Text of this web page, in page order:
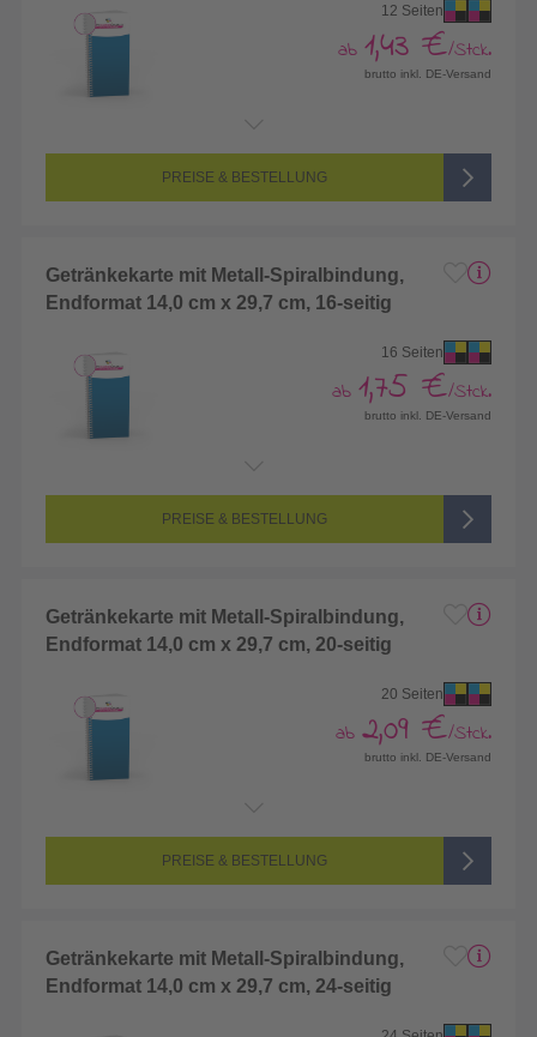
12 Seiten
ab 1,43 €/Stck.
brutto inkl. DE-Versand
Seitenanzahl: 12-seitig (Vorderseite und Rückseite bedruckt)
4/4-farbig CMYK (vollfarbig bedruckt)
PREISE & BESTELLUNG
Getränkekarte mit Metall-Spiralbindung,
Endformat 14,0 cm x 29,7 cm, 16-seitig
16 Seiten
ab 1,75 €/Stck.
brutto inkl. DE-Versand
Seitenanzahl: 16-seitig (Vorderseite und Rückseite bedruckt)
4/4-farbig CMYK (vollfarbig bedruckt)
PREISE & BESTELLUNG
Getränkekarte mit Metall-Spiralbindung,
Endformat 14,0 cm x 29,7 cm, 20-seitig
20 Seiten
ab 2,09 €/Stck.
brutto inkl. DE-Versand
Seitenanzahl: 20-seitig (Vorderseite und Rückseite bedruckt)
4/4-farbig CMYK (vollfarbig bedruckt)
PREISE & BESTELLUNG
Getränkekarte mit Metall-Spiralbindung,
Endformat 14,0 cm x 29,7 cm, 24-seitig